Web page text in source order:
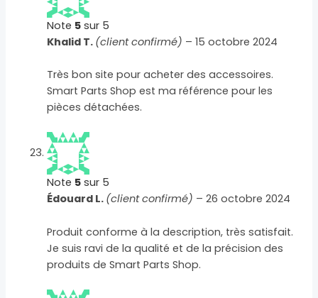
Note 5 sur 5
Khalid T. (client confirmé) – 15 octobre 2024
Très bon site pour acheter des accessoires.
Smart Parts Shop est ma référence pour les
pièces détachées.
Note 5 sur 5
Édouard L. (client confirmé) – 26 octobre 2024
Produit conforme à la description, très satisfait.
Je suis ravi de la qualité et de la précision des
produits de Smart Parts Shop.